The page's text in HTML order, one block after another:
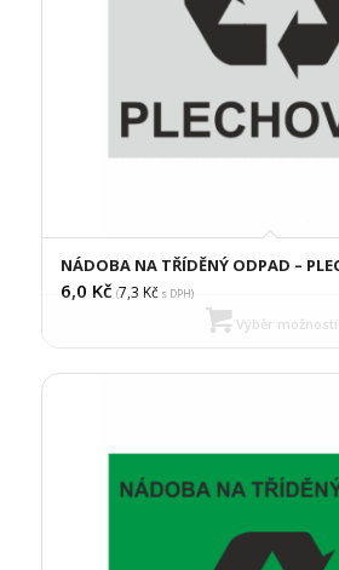
NÁDOBA NA TŘÍDĚNÝ ODPAD –
6,0 Kč (7,3 Kčs DPH)
Výběr možností